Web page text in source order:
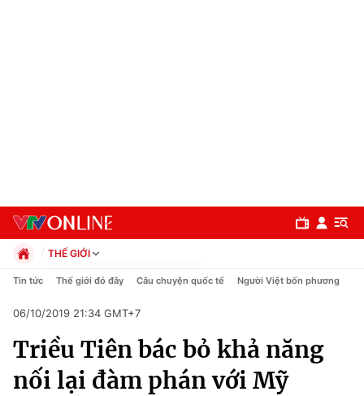
Chuyên mục
Chính trị
THẾ GIỚI
Chính trị
Pháp luật
Kinh tế
Thể thao
Truyền hình
Tin tức Thế giới đó đây Câu chuyện quốc tế Người Việt bốn phương
06/10/2019 21:34 GMT+7
Triều Tiên bác bỏ khả năng
nối lại đàm phán với Mỹ